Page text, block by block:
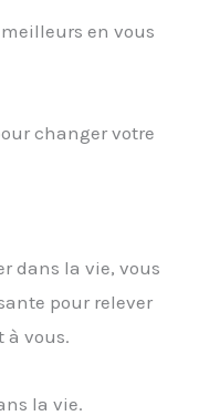
en vous
changer votre
dans la vie, vous
pour relever
à vous.
la vie.